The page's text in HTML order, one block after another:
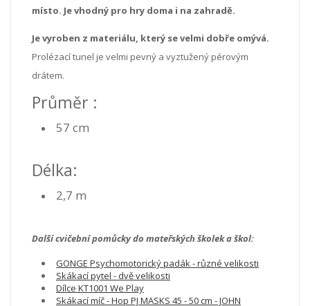
místo. Je vhodný pro hry doma i na zahradě.
Je vyroben z materiálu, který se velmi dobře omývá.
Prolézací tunel je velmi pevný a vyztužený pérovým
drátem.
Průměr :
57 cm
Délka:
2,7 m
Další cvičební pomůcky do mateřských školek a škol:
GONGE Psychomotorický padák - různé velikosti
Skákací pytel - dvě velikosti
Dílce KT1001 We Play
Skákací míč - Hop PJ MASKS 45 - 50 cm - JOHN